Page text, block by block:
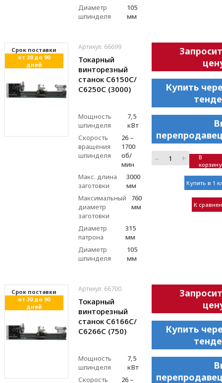
Диаметр
шпинделя
105
мм
Cрок поставки
от 30 до 90
дней
Артикул: 66699
Токарный
винторезный
станок С6150C/
С6250C (3000)
Мощность
шпинделя
7,5
кВт
Скорость
вращения
шпинделя
26 –
1700
об/
мин
Макс. длина
заготовки
3000
мм
Максимальный
диаметр
заготовки
760
мм
Диаметр
патрона
315
мм
Диаметр
шпинделя
105
мм
Купить
– +
В
корзину
Купить в 1
К
Cрок поставки
от 30 до 90
дней
Артикул: 66700
Токарный
винторезный
станок С6166C/
С6266C (750)
Мощность
шпинделя
7,5
кВт
Скорость
26 –
Купить